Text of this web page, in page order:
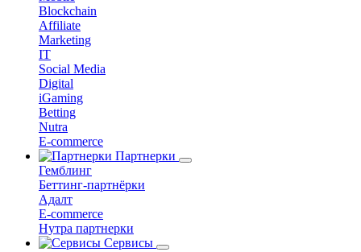
Blockchain
Affiliate
Marketing
IT
Social Media
Digital
iGaming
Betting
Nutra
E-commerce
Партнерки
Гемблинг
Беттинг-партнёрки
Адалт
E-commerce
Нутра партнерки
Сервисы